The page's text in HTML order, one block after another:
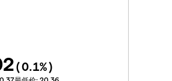
(0.1%)